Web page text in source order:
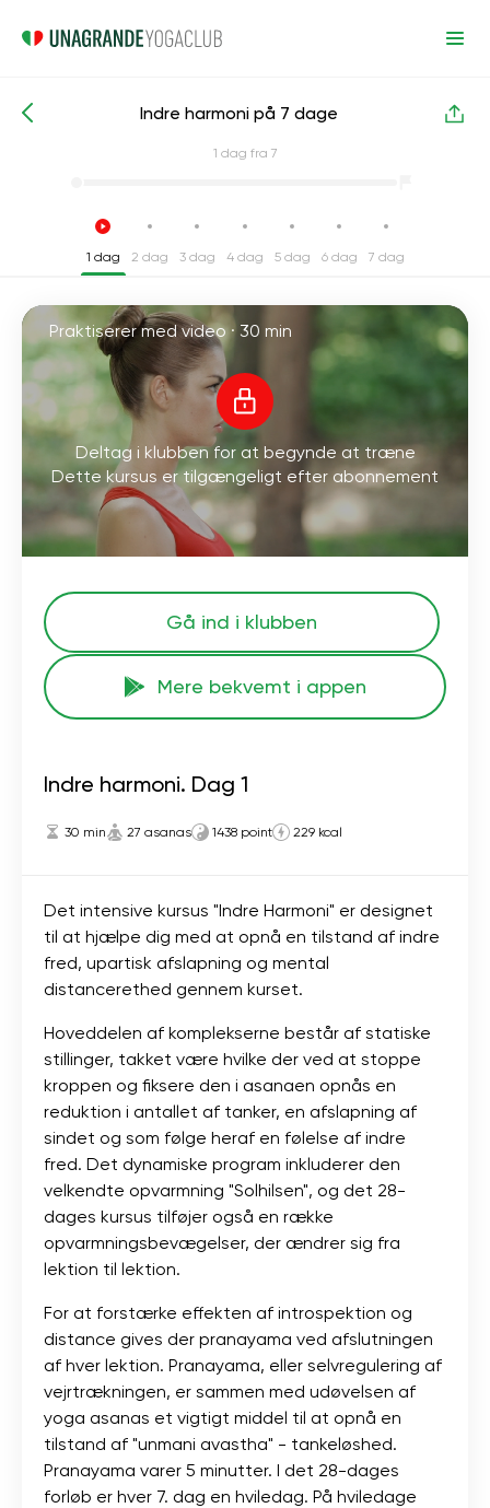
Intensive yogakurser Harmoni
Indre harmoni på 7 dage
1 dag fra 7
1 dag 2 dag 3 dag 4 dag 5 dag 6 dag 7 dag
Praktiserer med video · 30 min
Deltag i klubben for at begynde at træne
Dette kursus er tilgængeligt efter abonnement
Gå ind i klubben
Mere bekvemt i appen
Indre harmoni. Dag 1
30 min 27 asanas 1438 point 229 kcal
Det intensive kursus "Indre Harmoni" er designet
til at hjælpe dig med at opnå en tilstand af indre
fred, upartisk afslapning og mental
distancerethed gennem kurset.
Hoveddelen af ​​komplekserne består af statiske
stillinger, takket være hvilke der ved at stoppe
kroppen og fiksere den i asanaen opnås en
reduktion i antallet af tanker, en afslapning af
sindet og som følge heraf en følelse af indre
fred. Det dynamiske program inkluderer den
velkendte opvarmning "Solhilsen", og det 28-
dages kursus tilføjer også en række
opvarmningsbevægelser, der ændrer sig fra
lektion til lektion.
For at forstærke effekten af ​​introspektion og
distance gives der pranayama ved afslutningen
af ​​hver lektion. Pranayama, eller selvregulering af
vejrtrækningen, er sammen med udøvelsen af ​​
yoga asanas et vigtigt middel til at opnå en
tilstand af "unmani avastha" - tankeløshed.
Pranayama varer 5 minutter. I det 28-dages
forløb er hver 7. dag en hviledag. På hviledage